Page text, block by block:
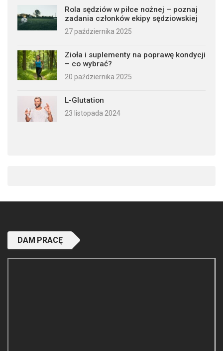
Rola sędziów w piłce nożnej – poznaj
zadania członków ekipy sędziowskiej
27 października 2025
Zioła i suplementy na poprawę kondycji
– co wybrać?
20 października 2025
L-Glutation
23 listopada 2024
DAM PRACĘ